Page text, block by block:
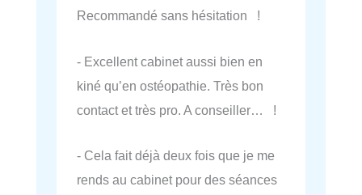
Recommandé sans hésitation !
- Excellent cabinet aussi bien en
kiné qu’en ostéopathie. Très bon
contact et très pro. A conseiller… !
- Cela fait déjà deux fois que je me
rends au cabinet pour des séances